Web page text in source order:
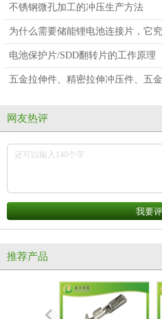
不锈钢微孔加工的冲压生产方法
为什么需要储能锂电池连接片，它
电池保护片/SDD翻转片的工作原理
五金拉伸件、精密拉伸冲压件、五
网友热评
推荐产品